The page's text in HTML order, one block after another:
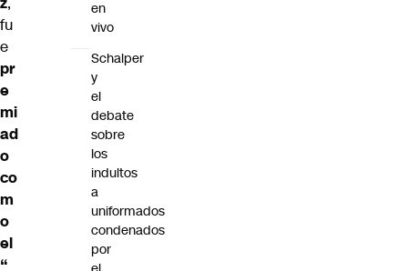
fu
e
pr
e
mi
ad
o
co
m
o
el
“
en
vivo
Schalper
y
el
debate
sobre
los
indultos
a
uniformados
condenados
por